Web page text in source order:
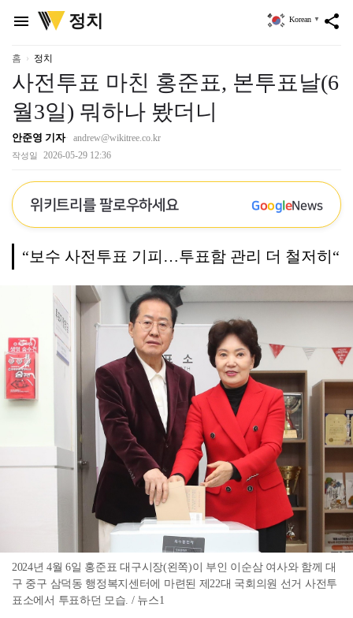
menu
위
키
정치 share
Korean ▼
홈 정치
사전투표 마친 홍준표, 본투표날(6
월3일) 뭐하나 봤더니
안준영 기자 andrew@wikitree.co.kr
작성일 2026-05-29 12:36
위키트리를 팔로우하세요 GoogleNews
“보수 사전투표 기피…투표함 관리 더 철저히“
2024년 4월 6일 홍준표 대구시장(왼쪽)이 부인 이순삼 여사와 함께 대
구 중구 삼덕동 행정복지센터에 마련된 제22대 국회의원 선거 사전투
표소에서 투표하던 모습. / 뉴스1